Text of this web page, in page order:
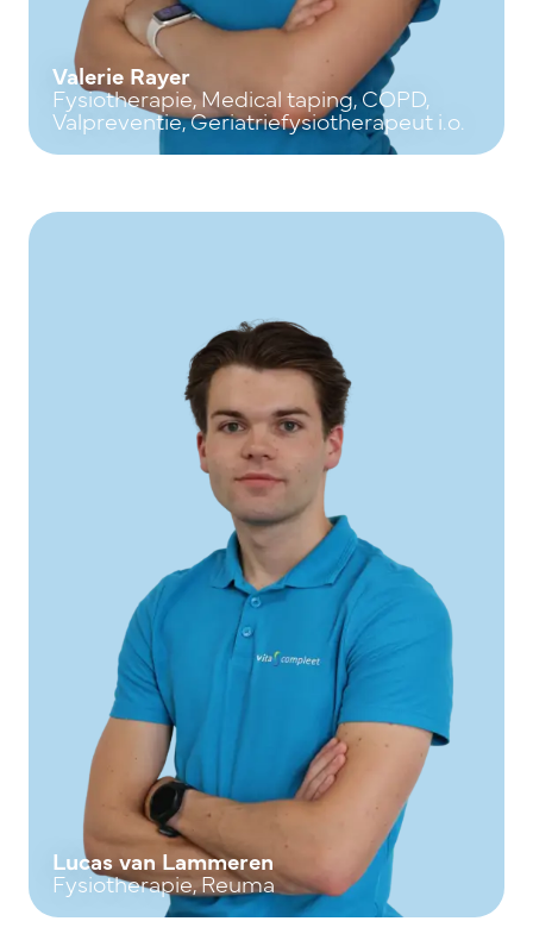
Valerie Rayer
Fysiotherapie, Medical taping, COPD,
Valpreventie, Geriatriefysiotherapeut i.o.
Lucas van Lammeren
Fysiotherapie, Reuma